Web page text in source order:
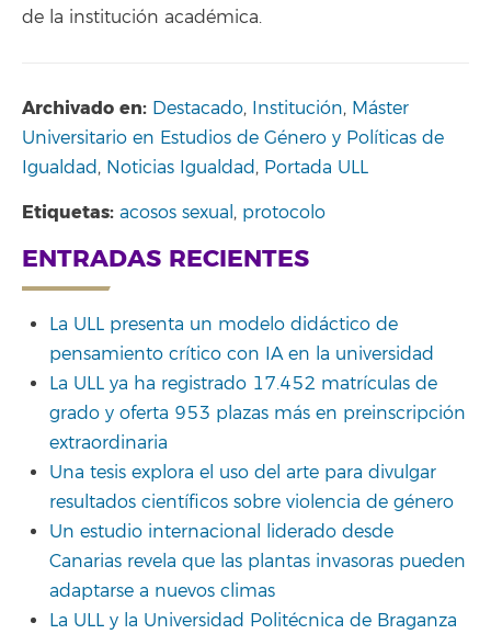
de la institución académica.
Archivado en: Destacado, Institución, Máster
Universitario en Estudios de Género y Políticas de
Igualdad , Noticias Igualdad , Portada ULL
Etiquetas: acosos sexual, protocolo
ENTRADAS RECIENTES
La ULL presenta un modelo didáctico de
pensamiento crítico con IA en la universidad
La ULL ya ha registrado 17.452 matrículas de
grado y oferta 953 plazas más en preinscripción
extraordinaria
Una tesis explora el uso del arte para divulgar
resultados científicos sobre violencia de género
Un estudio internacional liderado desde
Canarias revela que las plantas invasoras pueden
adaptarse a nuevos climas
La ULL y la Universidad Politécnica de Braganza